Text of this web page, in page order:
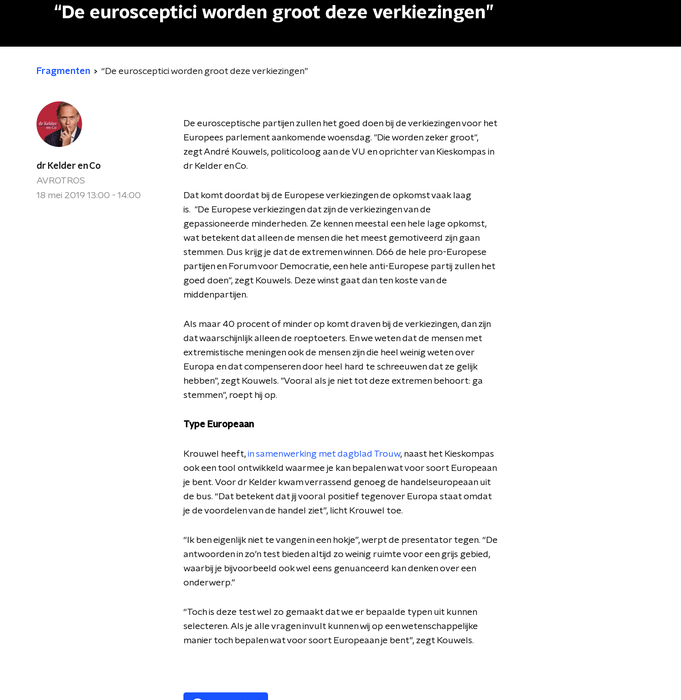
“De eurosceptici worden groot deze verkiezingen”
Fragmenten “De eurosceptici worden groot deze verkiezingen”
dr Kelder en Co
AVROTROS
18 mei 2019 13:00 - 14:00
De eurosceptische partijen zullen het goed doen bij de verkiezingen voor het
Europees parlement aankomende woensdag. "Die worden zeker groot",
zegt André Kouwels, politicoloog aan de VU en oprichter van Kieskompas in
dr Kelder en Co.
Dat komt doordat bij de Europese verkiezingen de opkomst vaak laag
is. "De Europese verkiezingen dat zijn de verkiezingen van de
gepassioneerde minderheden. Ze kennen meestal een hele lage opkomst,
wat betekent dat alleen de mensen die het meest gemotiveerd zijn gaan
stemmen. Dus krijg je dat de extremen winnen. D66 de hele pro-Europese
partijen en Forum voor Democratie, een hele anti-Europese partij zullen het
goed doen", zegt Kouwels. Deze winst gaat dan ten koste van de
middenpartijen.
Als maar 40 procent of minder op komt draven bij de verkiezingen, dan zijn
dat waarschijnlijk alleen de roeptoeters. En we weten dat de mensen met
extremistische meningen ook de mensen zijn die heel weinig weten over
Europa en dat compenseren door heel hard te schreeuwen dat ze gelijk
hebben", zegt Kouwels. "Vooral als je niet tot deze extremen behoort: ga
stemmen", roept hij op.
Type Europeaan
Krouwel heeft, in samenwerking met dagblad Trouw, naast het Kieskompas
ook een tool ontwikkeld waarmee je kan bepalen wat voor soort Europeaan
je bent. Voor dr Kelder kwam verrassend genoeg de handelseuropeaan uit
de bus. “Dat betekent dat jij vooral positief tegenover Europa staat omdat
je de voordelen van de handel ziet”, licht Krouwel toe.
“Ik ben eigenlijk niet te vangen in een hokje”, werpt de presentator tegen. “De
antwoorden in zo’n test bieden altijd zo weinig ruimte voor een grijs gebied,
waarbij je bijvoorbeeld ook wel eens genuanceerd kan denken over een
onderwerp.”
“Toch is deze test wel zo gemaakt dat we er bepaalde typen uit kunnen
selecteren. Als je alle vragen invult kunnen wij op een wetenschappelijke
manier toch bepalen wat voor soort Europeaan je bent”, zegt Kouwels.